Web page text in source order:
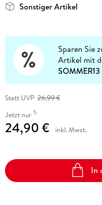
Sonstiger Artikel
Sparen Sie
Artikel mit
SOMMER13
Statt UVP 26,99 €
Jetzt nur 5
24,90 € inkl. Mwst.
In